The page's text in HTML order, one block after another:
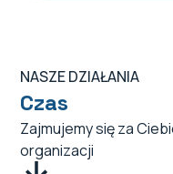
NASZE DZIAŁANIA
Czas
Zajmujemy się za
organizacji